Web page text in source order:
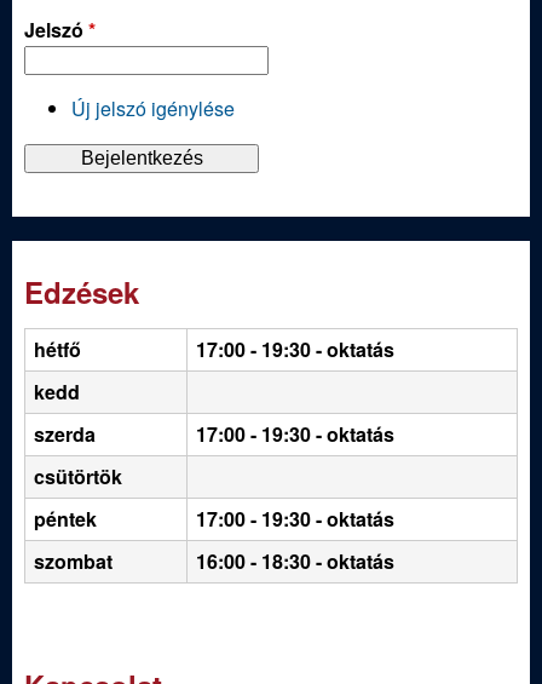
Jelszó *
Új jelszó igénylése
Edzések
hétfő 17:00 - 19:30- oktatás
kedd
szerda
17:00 - 19:30 - oktatás
csütörtök
péntek
17:00 - 19:30 - oktatás
szombat
16:00 - 18:30 - oktatás